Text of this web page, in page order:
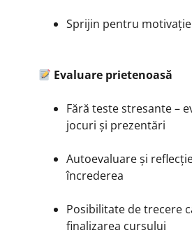
Sprijin pentru
Evaluare prietenoasă
Fără teste stresante –
jocuri și prezentări
Autoevaluare și
încrederea
Posibilitate de trecere
finalizarea cursului